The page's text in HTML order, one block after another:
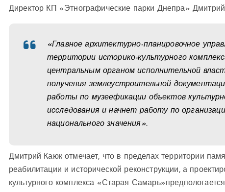
Директор КП «Этнографические парки Днепра»
«Главное архитектурно-планировочное
территории историко-культурного
центральным органом исполнительной
получения землеустроительной
работы по музеефикации объектов
исследования и начнет работу по
национального значения».
Дмитрий Каюк отмечает, что в пределах территории
реабилитации и исторической реконструкции, а
культурного комплекса «Старая